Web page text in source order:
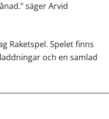
säger Arvid
Raketspel. Spelet finns
och en samlad